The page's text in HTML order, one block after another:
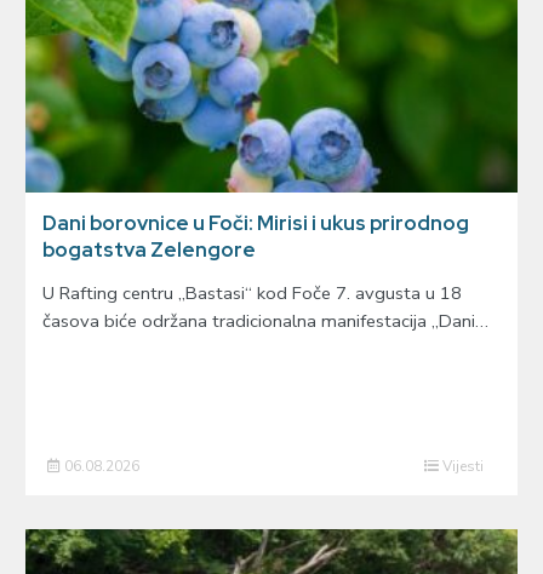
Dani borovnice u Foči: Mirisi i ukus prirodnog
bogatstva Zelengore
U Rafting centru „Bastasi“ kod Foče 7. avgusta u 18
časova biće održana tradicionalna manifestacija „Dani…
06.08.2026 Vijesti